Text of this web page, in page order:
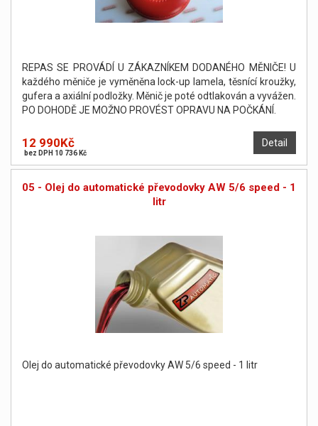
REPAS SE PROVÁDÍ U ZÁKAZNÍKEM DODANÉHO MĚNIČE! U
každého měniče je vyměněna lock-up lamela, těsnící kroužky,
gufera a axiální podložky. Měnič je poté odtlakován a vyvážen.
PO DOHODĚ JE MOŽNO PROVÉST OPRAVU NA POČKÁNÍ.
Detail
12 990Kč
bez DPH 10 736 Kč
05 - Olej do automatické převodovky AW 5/6 speed - 1
litr
Olej do automatické převodovky AW 5/6 speed - 1 litr